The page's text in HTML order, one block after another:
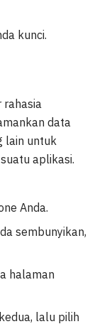
kunci.
rahasia
data
lain untuk
aplikasi.
Anda.
sembunyikan,
halaman
lalu pilih